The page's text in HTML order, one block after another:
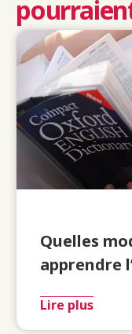
Quelles
apprendre
Lire plus